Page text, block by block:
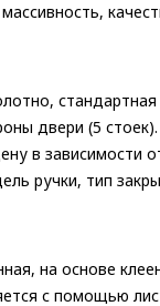
двери (5
в зависимости
ручки, тип
на основе
с помощью